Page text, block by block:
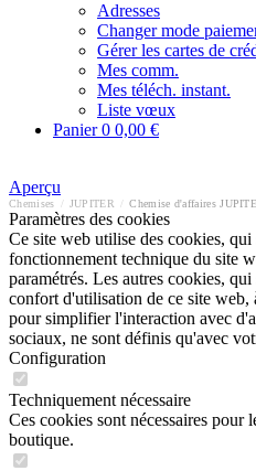
Adresses
Changer mode
Gérer les cartes de
Mes comm.
Mes téléch. instant.
Liste vœux
Panier0 0,00 €
Aperçu
Chemises JUPITER Chemise d'affaires
Paramètres des cookies
Ce site web utilise des cookies, qui
fonctionnement technique du site
paramétrés. Les autres cookies,
confort d'utilisation de ce site web,
pour simplifier l'interaction avec
sociaux, ne sont définis qu'avec
Configuration
Techniquement nécessaire
Ces cookies sont nécessaires pour
boutique.